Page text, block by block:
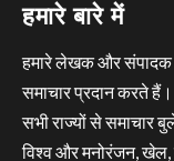
हमारे बारे में
हमारे लेखक और संपादक
समाचार प्रदान करते
सभी राज्यों से समाचार
विश्व और मनोरंजन, खेल,